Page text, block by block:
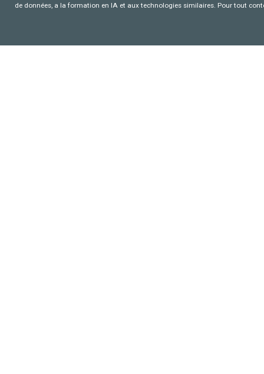
de données, a la formation en IA et aux technologies similaires. Pour tout